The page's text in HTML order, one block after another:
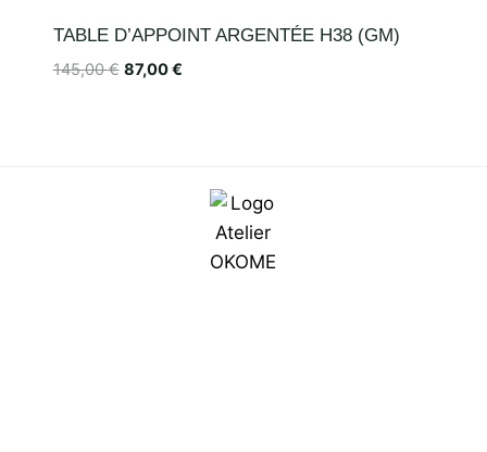
TABLE D’APPOINT ARGENTÉE H38 (GM)
145,00€ 87,00€